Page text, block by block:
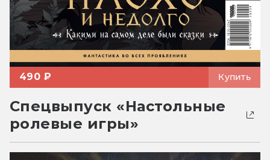
490 ₽ Купить
Спецвыпуск «Настольные
ролевые игры»